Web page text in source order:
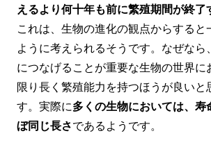
えるより何十年も前に繁殖期間が終了
これは、生物の進化の観点からすると
ように考えられるそうです。なぜな
につなげることが重要な生物の世界に
限り長く繁殖能力を持つほうが良いと
す。実際に多くの生物においては、
ぼ同じ長さであるようです。